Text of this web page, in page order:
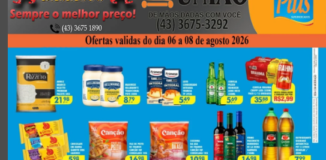
Homem Sofre Ataque Cardíaco
Durante Relação Sexual, Morre E
Caso Gera Batalha Judicial Por
Doação De Órgãos